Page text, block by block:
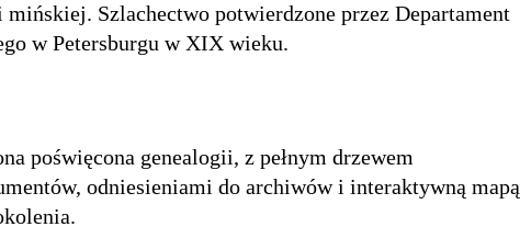
Szlachectwo potwierdzone przez Departament
w Petersburgu w XIX wieku.
poświęcona genealogii, z pełnym drzewem
odniesieniami do archiwów i interaktywną mapą